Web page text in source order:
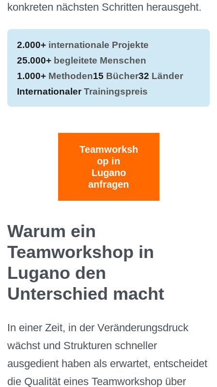
konkreten nächsten Schritten herausgeht.
2.000+ internationale Projekte
25.000+ begleitete Menschen
1.000+ Methoden15 Bücher32 Länder
InternationalerTrainingspreis
Teamworksh
op in
Lugano
anfragen
Warum ein
Teamworkshop in
Lugano den
Unterschied macht
In einer Zeit, in der Veränderungsdruck
wächst und Strukturen schneller
ausgedient haben als erwartet, entscheidet
die Qualität eines Teamworkshop über